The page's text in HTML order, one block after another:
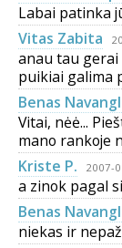
Labai patinka
Vitas Zabita
anau tau
puikiai galima
Benas
Vitai, nėė...
mano rankoje
Kriste P.
2007-
a zinok pagal
Benas
niekas ir